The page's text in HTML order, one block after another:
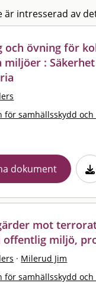
är intresserad av
och övning för
miljöer :
för samhällsskydd och
dokument
mot
offentlig miljö,
· Milerud Jim
för samhällsskydd och